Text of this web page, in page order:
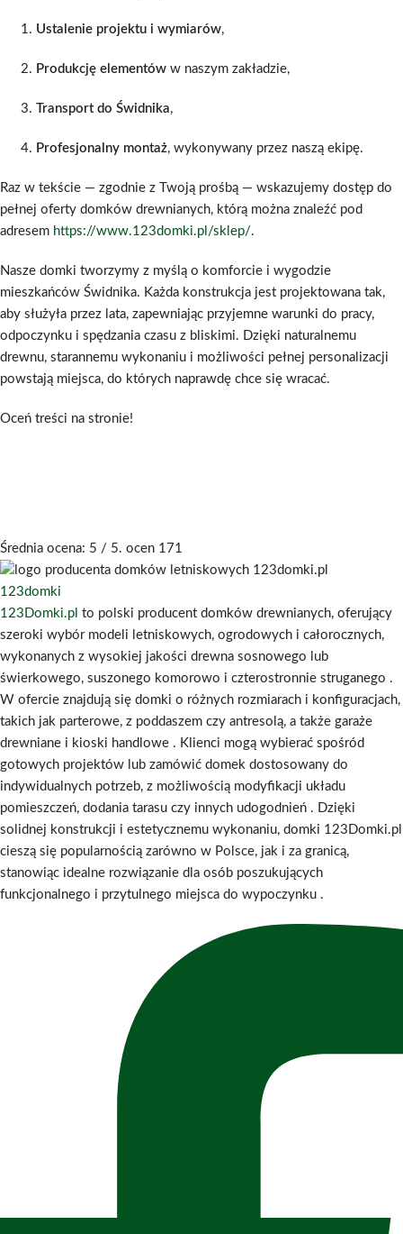
Ustalenie projektu i wymiarów,
Produkcję elementów w naszym zakładzie,
Transport do Świdnika,
Profesjonalny montaż, wykonywany przez naszą ekipę.
Raz w tekście — zgodnie z Twoją prośbą — wskazujemy dostęp do
pełnej oferty domków drewnianych, którą można znaleźć pod
adresem https://www.123domki.pl/sklep/.
Nasze domki tworzymy z myślą o komforcie i wygodzie
mieszkańców Świdnika. Każda konstrukcja jest projektowana tak,
aby służyła przez lata, zapewniając przyjemne warunki do pracy,
odpoczynku i spędzania czasu z bliskimi. Dzięki naturalnemu
drewnu, starannemu wykonaniu i możliwości pełnej personalizacji
powstają miejsca, do których naprawdę chce się wracać.
Oceń treści na stronie!
Średnia ocena: 5 / 5. ocen 171
123domki
123Domki.pl to polski producent domków drewnianych, oferujący
szeroki wybór modeli letniskowych, ogrodowych i całorocznych,
wykonanych z wysokiej jakości drewna sosnowego lub
świerkowego, suszonego komorowo i czterostronnie struganego .
W ofercie znajdują się domki o różnych rozmiarach i konfiguracjach,
takich jak parterowe, z poddaszem czy antresolą, a także garaże
drewniane i kioski handlowe . Klienci mogą wybierać spośród
gotowych projektów lub zamówić domek dostosowany do
indywidualnych potrzeb, z możliwością modyfikacji układu
pomieszczeń, dodania tarasu czy innych udogodnień .
Dzięki
solidnej konstrukcji i estetycznemu wykonaniu, domki 123Domki.pl
cieszą się popularnością zarówno w Polsce, jak i za granicą,
stanowiąc idealne rozwiązanie dla osób poszukujących
funkcjonalnego i przytulnego miejsca do wypoczynku .